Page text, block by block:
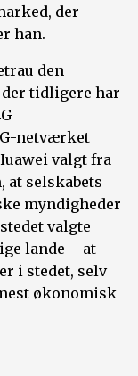
der
han.
den
tidligere har
netværket
valgt fra
at selskabets
myndigheder
valgte
lande – at
i stedet, selv
økonomisk